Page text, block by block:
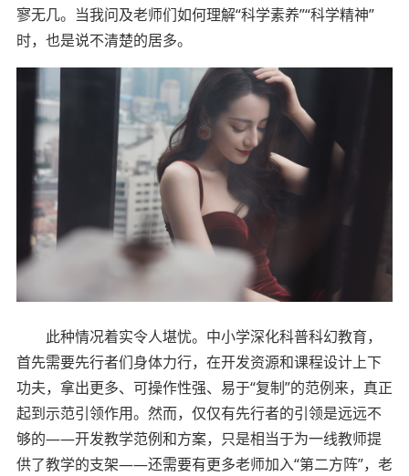
寥无几。当我问及老师们如何理解“科学素养”“科学精神”
时，也是说不清楚的居多。
此种情况着实令人堪忧。中小学深化科普科幻教育，
首先需要先行者们身体力行，在开发资源和课程设计上下
功夫，拿出更多、可操作性强、易于“复制”的范例来，真正
起到示范引领作用。然而，仅仅有先行者的引领是远远不
够的——开发教学范例和方案，只是相当于为一线教师提
供了教学的支架——还需要有更多老师加入“第二方阵”，老